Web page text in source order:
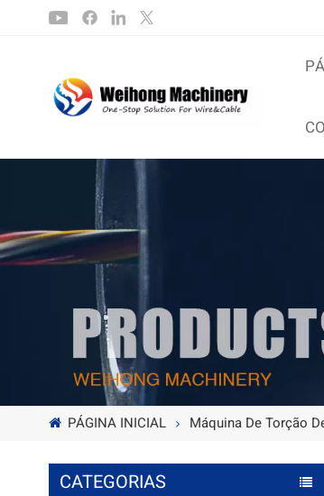
PÁGINA INICIAL Máquina De Torção
CATEGORIAS